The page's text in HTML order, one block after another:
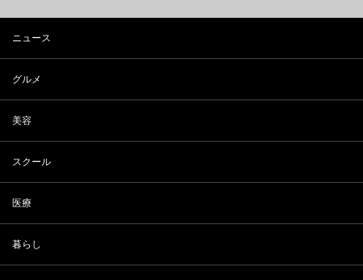
ニュース
グルメ
美容
スクール
医療
暮らし